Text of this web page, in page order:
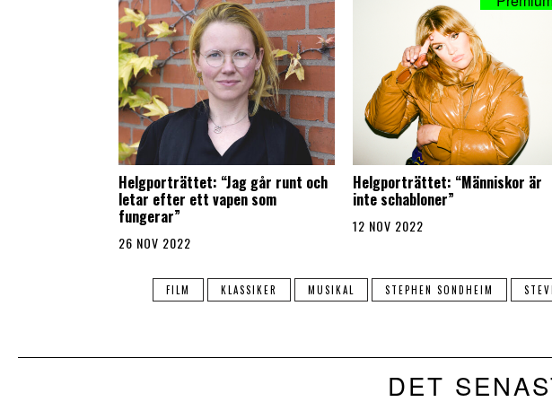
Helgporträttet: “Jag går runt och
letar efter ett vapen som
fungerar”
26 NOV 2022
Helgporträttet: “Människor är
inte schabloner”
12 NOV 2022
FILM KLASSIKER MUSIKAL STEPHEN SONDHEIM
DET